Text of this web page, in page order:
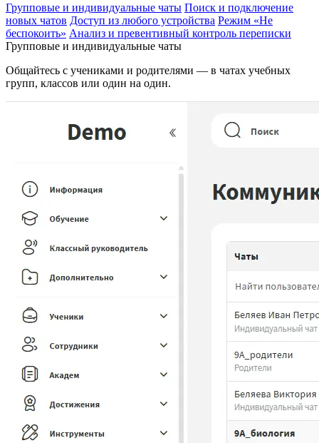
Групповые и индивидуальные чаты Поиск и подключение
новых чатов Доступ из любого устройства Режим «Не
беспокоить» Анализ и превентивный контроль переписки
Групповые и индивидуальные чаты
Общайтесь с учениками и родителями — в чатах учебных
групп, классов или один на один.